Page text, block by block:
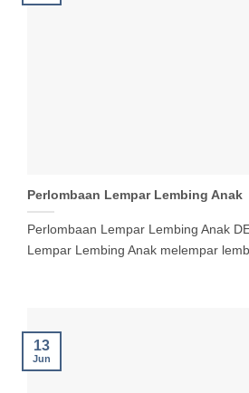
Perlombaan Lempar Lembing Anak
Perlombaan Lempar Lembing Anak
Lempar Lembing Anak melempar
13
Jun